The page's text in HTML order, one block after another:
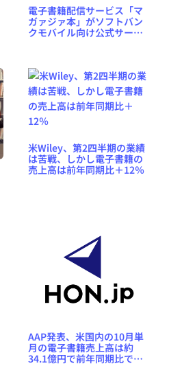
電子書籍配信サービス「マ
ガァジァ本」がソフトバン
クモバイル向け公式サービ
米Wiley、第2四半期の業績
は苦戦、しかし電子書籍の
売上高は前年同期比＋12％
AAP発表、米国内の10月単
月の電子書籍売上高は約
34.1億円で前年同期比で約